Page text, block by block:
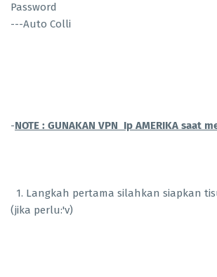
Password
---Auto Colli
-NOTE : GUNAKAN VPN Ip AMERIKA saat
1. Langkah pertama silahkan siapkan
(jika perlu:'v)